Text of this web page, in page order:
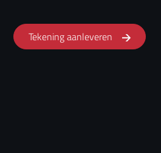
Tekening aanleveren